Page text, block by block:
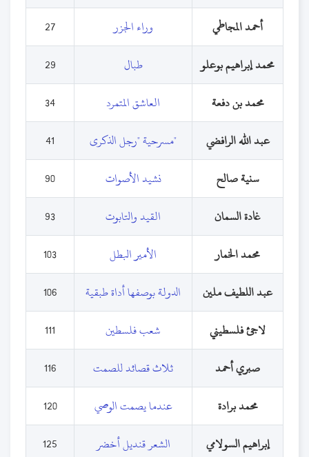
أحمد المجاطي
وراء الجزر
27
محمد إبراهيم بوعلو
طبال
29
محمد بن دفعة
العاشق المتمرد
34
عبد الله الرافضي
"مسرحية "رجل الذكرى
41
سنية صالح
نشيد الأصوات
90
غادة السمان
القيد والتابوت
93
محمد الخمار
الأمير البطل
103
عبد اللطيف ملين
الدولة بوصفها أداة طبقية
106
لاجئ فلسطيني
شعب فلسطين
111
صبري أحمد
ثلاث قصائد للصمت
116
محمد برادة
عندما يصمت الوصي
120
إبراهيم السولامي
الشعر قنديل أخضر 125